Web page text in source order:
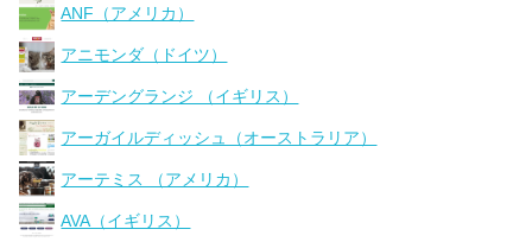
ANF（アメリカ）
アニモンダ（ドイツ）
アーデングランジ （イギリス）
アーガイルディッシュ（オーストラリア）
アーテミス （アメリカ）
AVA（イギリス）